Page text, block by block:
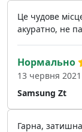
Це чудове
акуратно, не
Samsung Zt
Нормально
13 червня
Гарна,